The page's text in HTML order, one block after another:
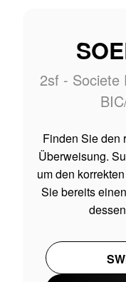
2sf - Societe
Finden Sie den
Überweisung.
um den
Sie bereits